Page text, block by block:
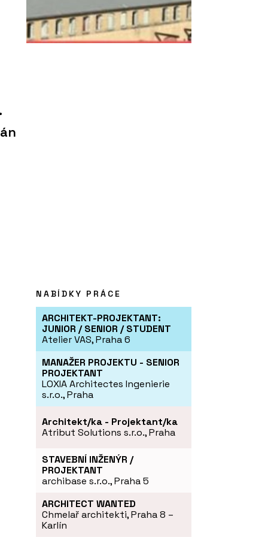
NABÍDKY PRÁCE
ARCHITEKT-PROJEKTANT:
JUNIOR / SENIOR / STUDENT
Atelier VAS, Praha 6
MANAŽER PROJEKTU - SENIOR
PROJEKTANT
LOXIA Architectes Ingenierie
s.r.o., Praha
Architekt/ka - Projektant/ka
Atribut Solutions s.r.o., Praha
STAVEBNÍ INŽENÝR /
PROJEKTANT
archibase s.r.o., Praha 5
ARCHITECT WANTED
Chmelař architekti, Praha 8 –
Karlín